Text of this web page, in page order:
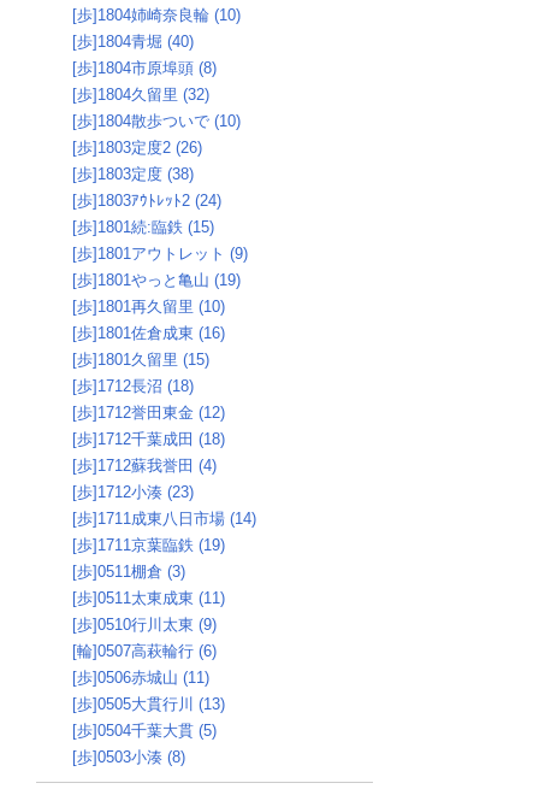
[歩]1804姉崎奈良輪 (10)
[歩]1804青堀 (40)
[歩]1804市原埠頭 (8)
[歩]1804久留里 (32)
[歩]1804散歩ついで (10)
[歩]1803定度2 (26)
[歩]1803定度 (38)
[歩]1803ｱｳﾄﾚｯﾄ2 (24)
[歩]1801続:臨鉄 (15)
[歩]1801アウトレット (9)
[歩]1801やっと亀山 (19)
[歩]1801再久留里 (10)
[歩]1801佐倉成東 (16)
[歩]1801久留里 (15)
[歩]1712長沼 (18)
[歩]1712誉田東金 (12)
[歩]1712千葉成田 (18)
[歩]1712蘇我誉田 (4)
[歩]1712小湊 (23)
[歩]1711成東八日市場 (14)
[歩]1711京葉臨鉄 (19)
[歩]0511棚倉 (3)
[歩]0511太東成東 (11)
[歩]0510行川太東 (9)
[輪]0507高萩輪行 (6)
[歩]0506赤城山 (11)
[歩]0505大貫行川 (13)
[歩]0504千葉大貫 (5)
[歩]0503小湊 (8)